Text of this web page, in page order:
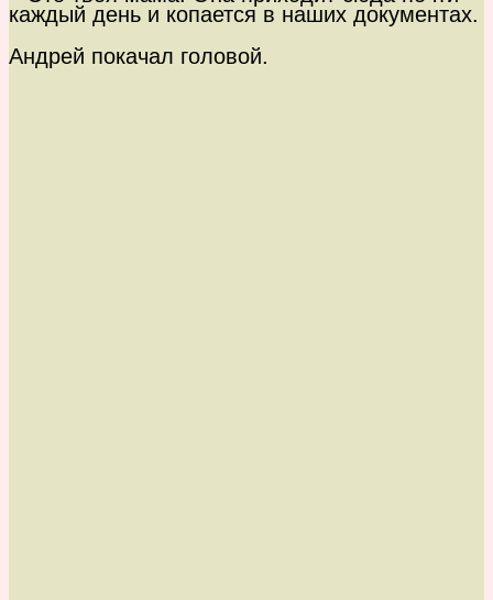
каждый день и копается в наших документах.
Андрей покачал головой.